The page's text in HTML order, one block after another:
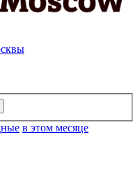
в этом месяце